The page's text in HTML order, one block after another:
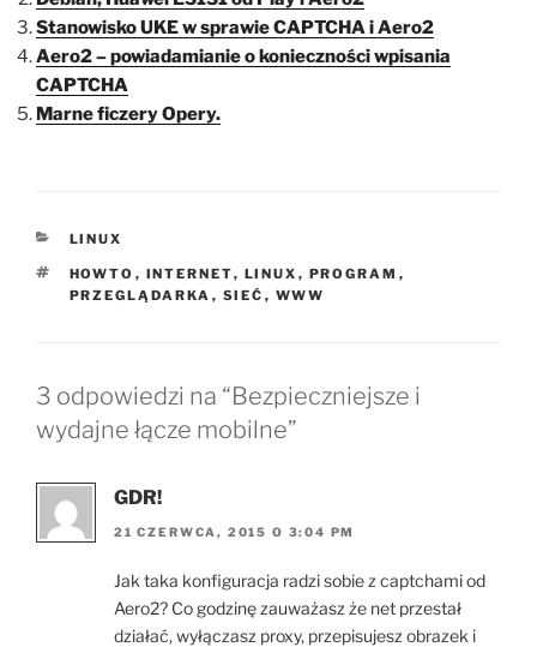
Stanowisko UKE w sprawie CAPTCHA i Aero2
Aero2 – powiadamianie o konieczności wpisania
CAPTCHA
Marne ficzery Opery.
KATEGORIE
LINUX
TAGI
HOWTO , INTERNET, LINUX , PROGRAM ,
PRZEGLĄDARKA , SIEĆ , WWW
3 odpowiedzi na “Bezpieczniejsze i
wydajne łącze mobilne”
GDR!
21 CZERWCA, 2015 O 3:04 PM
Jak taka konfiguracja radzi sobie z captchami od
Aero2? Co godzinę zauważasz że net przestał
działać, wyłączasz proxy, przepisujesz obrazek i